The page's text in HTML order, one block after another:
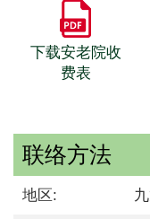
下载安老院收
费表
联络方法
地区: